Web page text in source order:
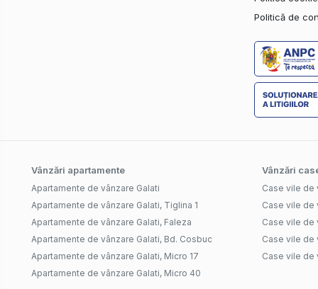
Politică de
Vânzări apartamente
Apartamente de vânzare Galati
Apartamente de vânzare Galati, Tiglina 1
Apartamente de vânzare Galati, Faleza
Apartamente de vânzare Galati, Bd. Cosbuc
Apartamente de vânzare Galati, Micro 17
Apartamente de vânzare Galati, Micro 40
Vânzări
Case vile de
Case vile de
Case vile de
Case vile de
Case vile de